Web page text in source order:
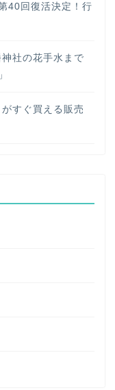
40回復活決定！行
社の花手水まで
すぐ買える販売